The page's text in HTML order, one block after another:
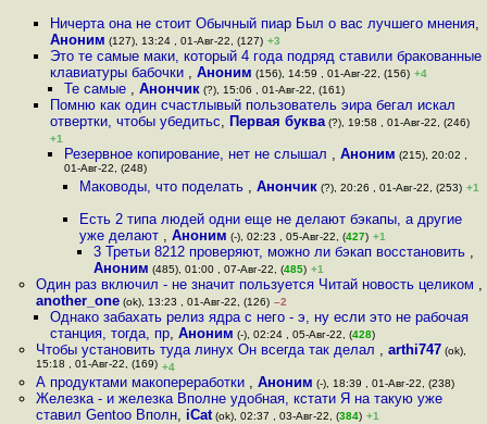
Ничерта она не стоит Обычный пиар Был о вас лучшего мнения,
Аноним (127), 13:24 , 01-Авг-22, (127) +3
Это те самые маки, который 4 года подряд ставили бракованные
клавиатуры бабочки , Аноним (156), 14:59 , 01-Авг-22, (156) +4
Те самые ,Анончик (?), 15:06 , 01-Авг-22, (161)
Помню как один счастлывый пользователь эира бегал искал
отвертки, чтобы убедитьс, Первая буква(?), 19:58 , 01-Авг-22, (246)
+1
Резервное копирование, нет не слышал ,Аноним (215), 20:02 ,
01-Авг-22, (248)
Маководы, что поделать , Анончик(?), 20:26 , 01-Авг-22, (253) +1
Есть 2 типа людей одни еще не делают бэкапы, а другие
уже делают , Аноним (-), 02:23 , 05-Авг-22, (427) +1
3 Третьи 8212 проверяют, можно ли бэкап восстановить ,
Аноним (485), 01:00 , 07-Авг-22, (485) +1
Один раз включил - не значит пользуется Читай новость целиком ,
another_one(ok), 13:23 , 01-Авг-22, (126) –2
Однако забахать релиз ядра с него - э, ну если это не рабочая
станция, тогда, пр, Аноним (-), 02:24 , 05-Авг-22, (428)
Чтобы установить туда линух Он всегда так делал , arthi747(ok),
15:18 , 01-Авг-22, (169) +4
А продуктами макопереработки , Аноним (-), 18:39 , 01-Авг-22, (238)
Железка - и железка Вполне удобная, кстати Я на такую уже
ставил Gentoo Вполн, iCat(ok), 02:37 , 03-Авг-22, (384) +1